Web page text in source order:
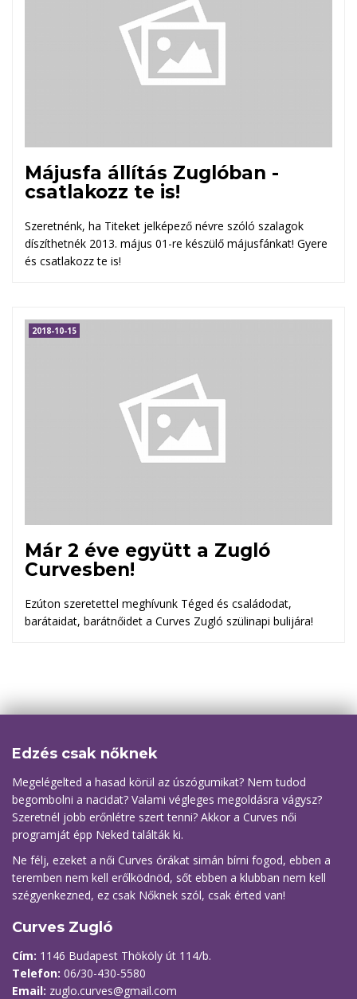
Májusfa állítás Zuglóban -
csatlakozz te is!
Szeretnénk, ha Titeket jelképező névre szóló szalagok
díszíthetnék 2013. május 01-re készülő májusfánkat! Gyere
és csatlakozz te is!
2018-10-15
Már 2 éve együtt a Zugló
Curvesben!
Ezúton szeretettel meghívunk Téged és családodat,
barátaidat, barátnőidet a Curves Zugló szülinapi bulijára!
Edzés csak nőknek
Megelégelted a hasad körül az úszógumikat? Nem tudod
begombolni a nacidat? Valami végleges megoldásra vágysz?
Szeretnél jobb erőnlétre szert tenni? Akkor a Curves női
programját épp Neked találták ki.
Ne félj, ezeket a női Curves órákat simán bírni fogod, ebben a
teremben nem kell erőlködnöd, sőt ebben a klubban nem kell
szégyenkezned, ez csak Nőknek szól, csak érted van!
Curves Zugló
Cím: 1146 Budapest Thököly út 114/b.
Telefon: 06/30-430-5580
Email: zuglo.curves@gmail.com